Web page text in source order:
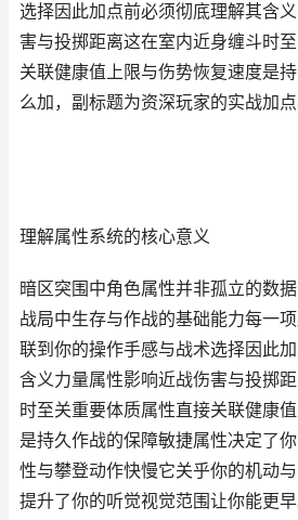
选择因此加点前必须彻底理解其含
害与投掷距离这在室内近身缠斗时
关联健康值上限与伤势恢复速度是
么加，副标题为资深玩家的实战加
理解属性系统的核心意义
暗区突围中角色属性并非孤立的数
战局中生存与作战的基础能力每一
联到你的操作手感与战术选择因此
含义力量属性影响近战伤害与投掷
时至关重要体质属性直接关联健康
是持久作战的保障敏捷属性决定了
性与攀登动作快慢它关乎你的机动
提升了你的听觉视觉范围让你能更